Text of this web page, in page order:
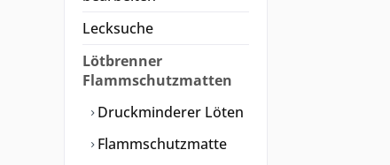
Lecksuche
Lötbrenner
Flammschutzmatten
Druckminderer Löten
Flammschutzmatte